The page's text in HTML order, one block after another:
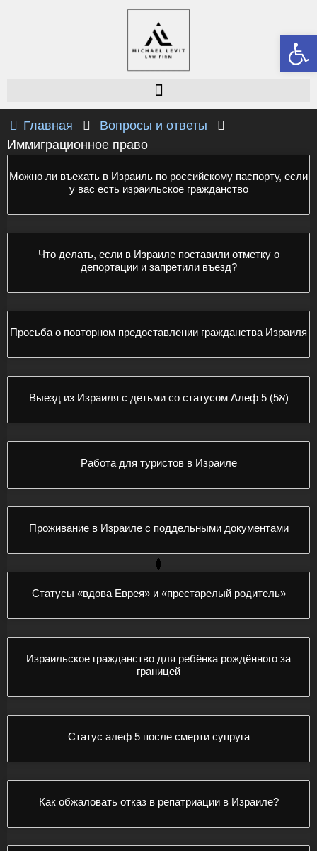
Главная
Вопросы и ответы
Иммиграционное право
Можно ли въехать в Израиль по российскому паспорту, если
у вас есть израильское гражданство
Что делать, если в Израиле поставили отметку о
депортации и запретили въезд?
Просьба о повторном предоставлении гражданства Израиля
Выезд из Израиля с детьми со статусом Алеф 5 (א5)
Работа для туристов в Израиле
Проживание в Израиле с поддельными документами
Статусы «вдова Еврея» и «престарелый родитель»
Израильское гражданство для ребёнка рождённого за
границей
Статус алеф 5 после смерти супруга
Как обжаловать отказ в репатриации в Израиле?